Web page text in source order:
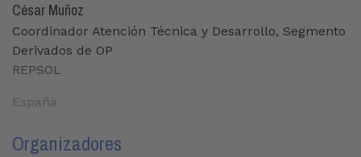
César Muñoz
Coordinador Atención Técnica y Desarrollo, Segmento
Derivados de OP
REPSOL
España
Organizadores